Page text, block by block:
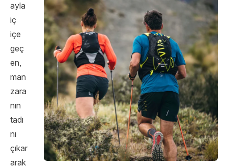
ayla
iç
içe
geç
en,
man
zara
nın
tadı
nı
çıkar
arak